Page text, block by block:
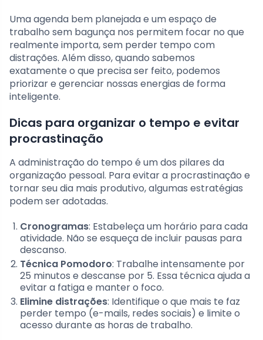
Uma agenda bem planejada e um espaço de
trabalho sem bagunça nos permitem focar no que
realmente importa, sem perder tempo com
distrações. Além disso, quando sabemos
exatamente o que precisa ser feito, podemos
priorizar e gerenciar nossas energias de forma
inteligente.
Dicas para organizar o tempo e evitar
procrastinação
A administração do tempo é um dos pilares da
organização pessoal. Para evitar a procrastinação e
tornar seu dia mais produtivo, algumas estratégias
podem ser adotadas.
Cronogramas: Estabeleça um horário para cada
atividade. Não se esqueça de incluir pausas para
descanso.
Técnica Pomodoro: Trabalhe intensamente por
25 minutos e descanse por 5. Essa técnica ajuda a
evitar a fatiga e manter o foco.
Elimine distrações: Identifique o que mais te faz
perder tempo (e-mails, redes sociais) e limite o
acesso durante as horas de trabalho.